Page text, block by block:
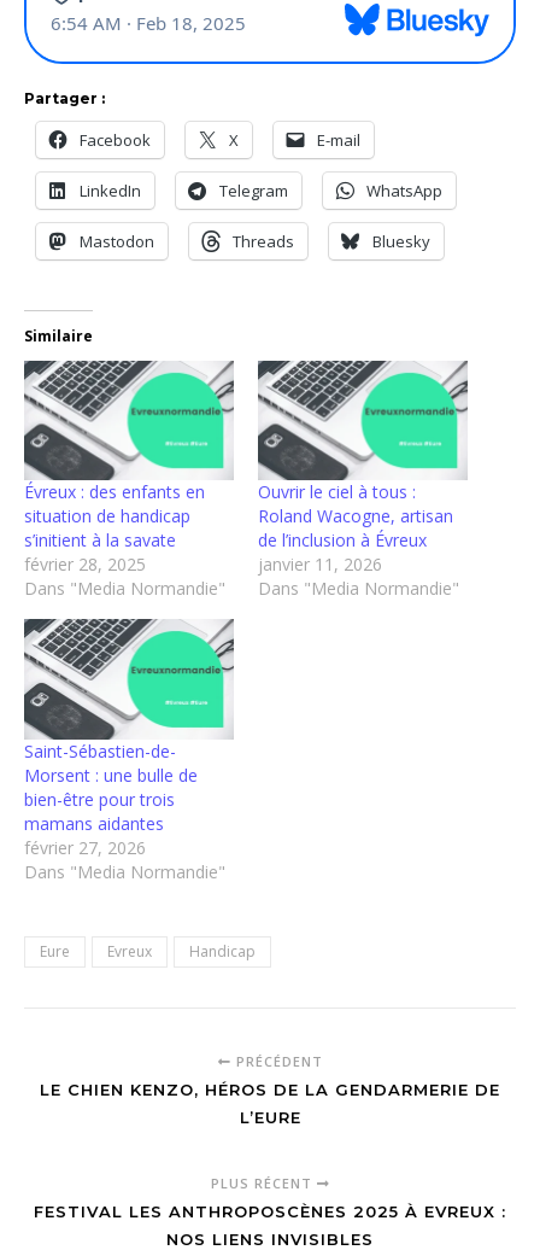
Partager :
Facebook X E-mail
LinkedIn Telegram WhatsApp
Mastodon Threads Bluesky
Similaire
Évreux : des enfants en
situation de handicap
s’initient à la savate
février 28, 2025
Dans "Media Normandie"
Ouvrir le ciel à tous :
Roland Wacogne, artisan
de l’inclusion à Évreux
janvier 11, 2026
Dans "Media Normandie"
Saint-Sébastien-de-
Morsent : une bulle de
bien-être pour trois
mamans aidantes
février 27, 2026
Dans "Media Normandie"
Eure Evreux Handicap
PRÉCÉDENT
LE CHIEN KENZO, HÉROS DE LA GENDARMERIE DE
L’EURE
PLUS RÉCENT
FESTIVAL LES ANTHROPOSCÈNES 2025 À EVREUX :
NOS LIENS INVISIBLES